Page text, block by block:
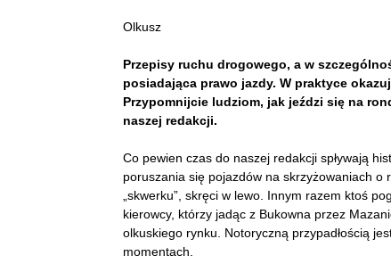
Olkusz
Przepisy ruchu drogowego, a w
posiadająca prawo jazdy. W praktyce
Przypomnijcie ludziom, jak jeździ się na
naszej redakcji.
Co pewien czas do naszej redakcji spływają
poruszania się pojazdów na skrzyżowaniach
„skwerku”, skręci w lewo. Innym razem ktoś
kierowcy, którzy jadąc z Bukowna przez
olkuskiego rynku. Notoryczną przypadłością
momentach.